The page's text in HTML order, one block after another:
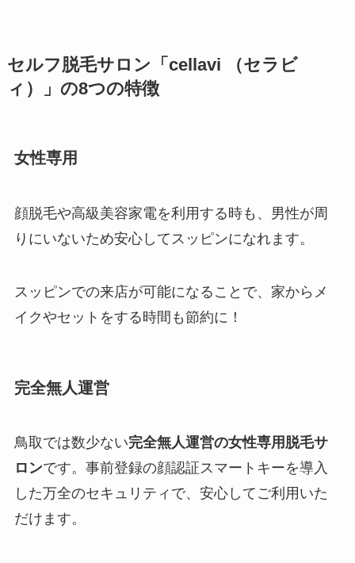
セルフ脱毛サロン「cellavi （セラビ
ィ）」の8つの特徴
女性専用
顔脱毛や高級美容家電を利用する時も、男性が周
りにいないため安心してスッピンになれます。
スッピンでの来店が可能になることで、家からメ
イクやセットをする時間も節約に！
完全無人運営
鳥取では数少ない完全無人運営の女性専用脱毛サ
ロンです。事前登録の顔認証スマートキーを導入
した万全のセキュリティで、安心してご利用いた
だけます。